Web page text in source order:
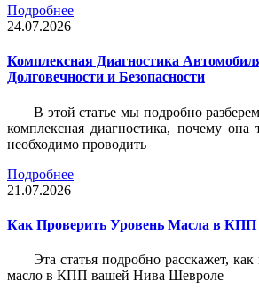
Подробнее
24.07.2026
Комплексная Диагностика
Долговечности и Безопасности
В этой статье мы подробно
комплексная диагностика, почему она
необходимо проводить
Подробнее
21.07.2026
Как Проверить Уровень Масла в
Эта статья подробно расскажет,
масло в КПП вашей Нива Шевроле